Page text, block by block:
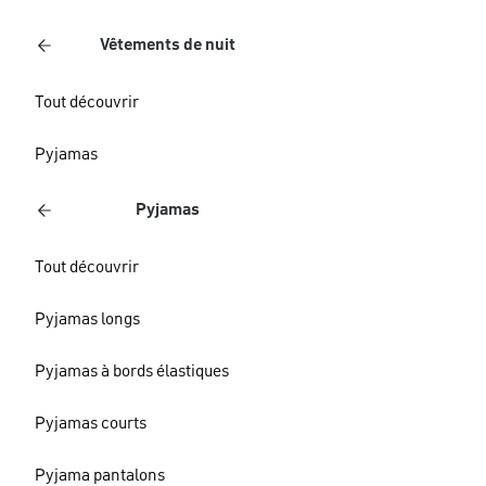
Vêtements de nuit
Tout découvrir
Pyjamas
Pyjamas
Tout découvrir
Pyjamas longs
Pyjamas à bords élastiques
Pyjamas courts
Pyjama pantalons